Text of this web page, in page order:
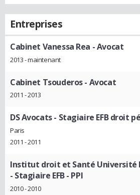
Entreprises
Cabinet Vanessa Rea - Avocat
2013 - maintenant
Cabinet Tsouderos- Avocat
2011 - 2013
DS Avocats- Stagiaire EFB droit
Paris
2011 - 2011
Institut droit et Santé Université
- Stagiaire EFB - PPI
2010 - 2010